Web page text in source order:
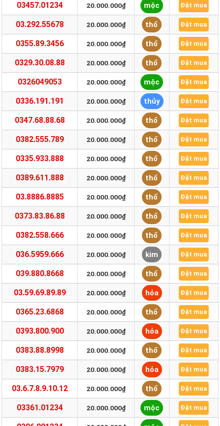
03457.01234 20.000.000₫ mộc Đặt mua
03.292.55678 20.000.000₫ thổ Đặt mua
0355.89.3456 20.000.000₫ thổ Đặt mua
0329.30.08.88 20.000.000₫ thổ Đặt mua
0326049053 20.000.000₫ mộc Đặt mua
0336.191.191 20.000.000₫ thủy Đặt mua
0347.68.88.68 20.000.000₫ thổ Đặt mua
0382.555.789 20.000.000₫ thổ Đặt mua
0335.933.888 20.000.000₫ thổ Đặt mua
0389.611.888 20.000.000₫ thổ Đặt mua
03.8886.8885 20.000.000₫ thổ Đặt mua
0373.83.86.88 20.000.000₫ thổ Đặt mua
0382.558.666 20.000.000₫ thổ Đặt mua
036.5959.666 20.000.000₫ kim Đặt mua
039.880.8668 20.000.000₫ thổ Đặt mua
03.59.69.89.89 20.000.000₫ hỏa Đặt mua
0365.23.6868 20.000.000₫ thổ Đặt mua
0393.800.900 20.000.000₫ hỏa Đặt mua
0383.88.8998 20.000.000₫ thổ Đặt mua
0383.15.7979 20.000.000₫ hỏa Đặt mua
03.6.7.8.9.10.12 20.000.000₫ thổ Đặt mua
03361.01234 20.000.000₫ mộc Đặt mua